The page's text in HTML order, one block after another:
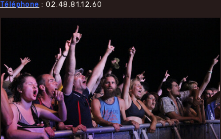
Téléphone : 02.48.81.12.60